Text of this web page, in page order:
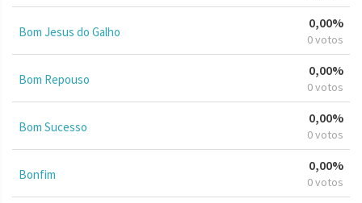
Bom Jesus do Galho
0,00%
0 votos
Bom Repouso
0,00%
0 votos
Bom Sucesso
0,00%
0 votos
Bonfim
0,00%
0 votos